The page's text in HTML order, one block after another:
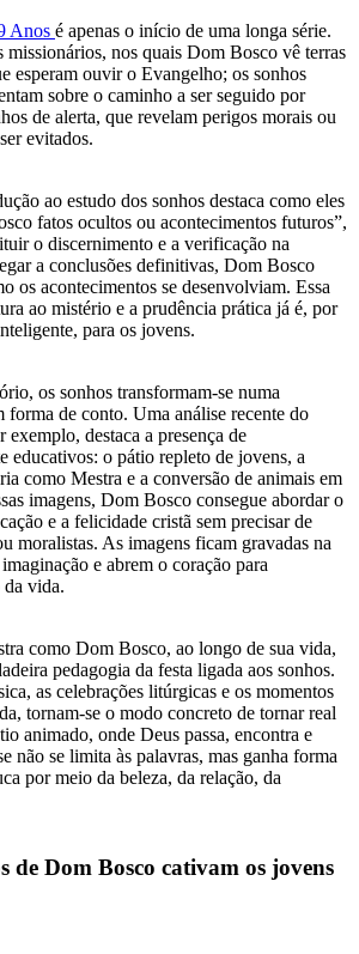
Anos é apenas o início de uma longa série.
missionários, nos quais Dom Bosco vê terras
esperam ouvir o Evangelho; os sonhos
sobre o caminho a ser seguido por
de alerta, que revelam perigos morais ou
evitados.
ao estudo dos sonhos destaca como eles
fatos ocultos ou acontecimentos futuros”,
o discernimento e a verificação na
a conclusões definitivas, Dom Bosco
os acontecimentos se desenvolviam. Essa
ao mistério e a prudência prática já é, por
para os jovens.
os sonhos transformam-se numa
forma de conto. Uma análise recente do
destaca a presença de
educativos: o pátio repleto de jovens, a
como Mestra e a conversão de animais em
imagens, Dom Bosco consegue abordar o
e a felicidade cristã sem precisar de
moralistas. As imagens ficam gravadas na
e abrem o coração para
vida.
como Dom Bosco, ao longo de sua vida,
pedagogia da festa ligada aos sonhos.
as celebrações litúrgicas e os momentos
tornam-se o modo concreto de tornar real
animado, onde Deus passa, encontra e
não se limita às palavras, mas ganha forma
por meio da beleza, da relação, da
de Dom Bosco cativam os jovens